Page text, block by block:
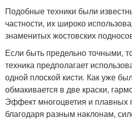
Подобные техники были
частности, их широко
знаменитых жостовских
Если быть предельно точными,
техника предполагает
одной плоской кисти. Как уже
обмакивается в две краски,
Эффект многоцветия и плавных
благодаря разным наклонам,